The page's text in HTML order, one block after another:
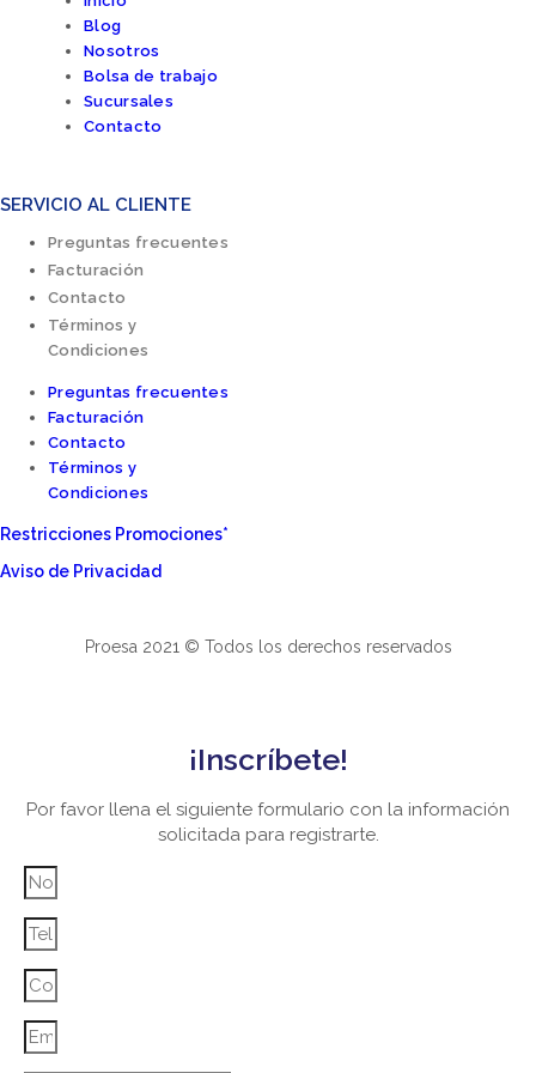
Blog
Nosotros
Bolsa de trabajo
Sucursales
Contacto
SERVICIO AL CLIENTE
Preguntas frecuentes
Facturación
Contacto
Términos y
Condiciones
Preguntas frecuentes
Facturación
Contacto
Términos y
Condiciones
Restricciones Promociones*
Aviso de Privacidad
Proesa 2021 © Todos los derechos reservados
¡Inscríbete!
Por favor llena el siguiente formulario con la información
solicitada para registrarte.